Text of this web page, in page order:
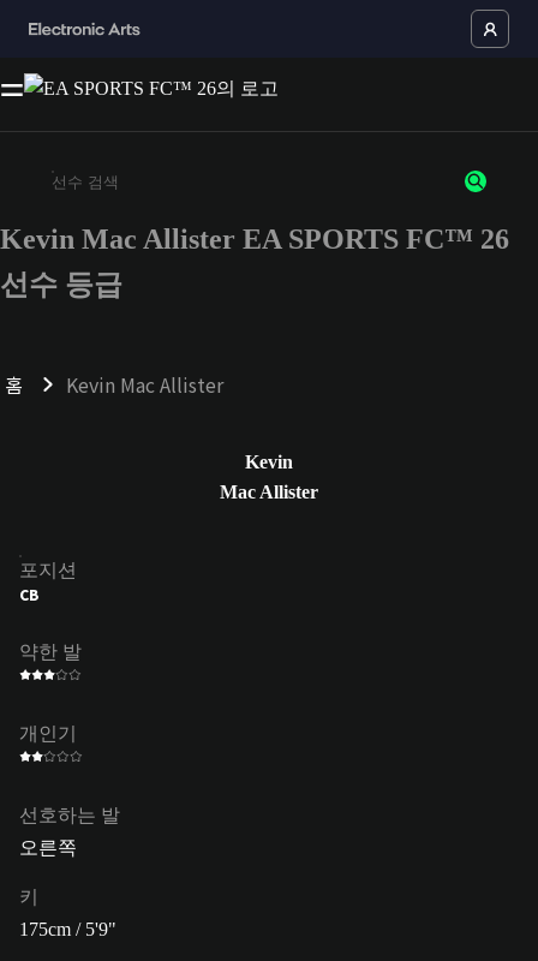
최소 3자 이상의 문자 또는 숫자를 입력하세요
Kevin Mac Allister EA SPORTS FC™ 26
선수 등급
홈 Kevin Mac Allister
Kevin
Mac Allister
포지션
CB
약한 발
개인기
선호하는 발
오른쪽
키
175cm / 5'9"